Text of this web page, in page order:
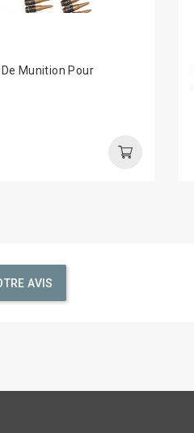
Munition Pour
AVIS